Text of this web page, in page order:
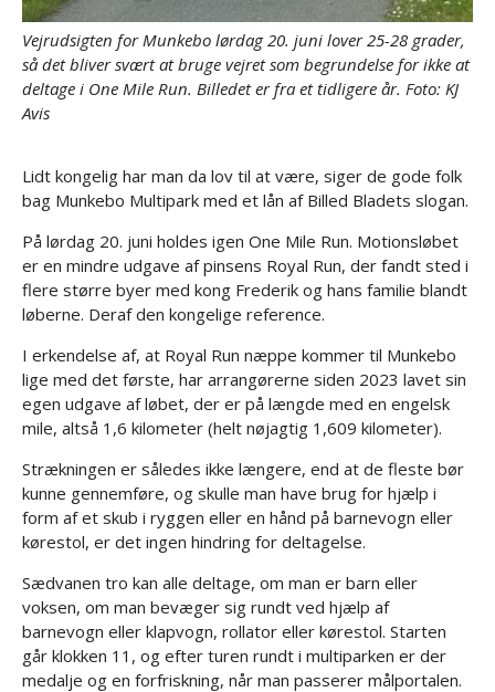
Vejrudsigten for Munkebo lørdag 20. juni lover 25-28 grader,
så det bliver svært at bruge vejret som begrundelse for ikke at
deltage i One Mile Run. Billedet er fra et tidligere år. Foto: KJ
Avis
Lidt kongelig har man da lov til at være, siger de gode folk
bag Munkebo Multipark med et lån af Billed Bladets slogan.
På lørdag 20. juni holdes igen One Mile Run. Motionsløbet
er en mindre udgave af pinsens Royal Run, der fandt sted i
flere større byer med kong Frederik og hans familie blandt
løberne. Deraf den kongelige reference.
I erkendelse af, at Royal Run næppe kommer til Munkebo
lige med det første, har arrangørerne siden 2023 lavet sin
egen udgave af løbet, der er på længde med en engelsk
mile, altså 1,6 kilometer (helt nøjagtig 1,609 kilometer).
Strækningen er således ikke længere, end at de fleste bør
kunne gennemføre, og skulle man have brug for hjælp i
form af et skub i ryggen eller en hånd på barnevogn eller
kørestol, er det ingen hindring for deltagelse.
Sædvanen tro kan alle deltage, om man er barn eller
voksen, om man bevæger sig rundt ved hjælp af
barnevogn eller klapvogn, rollator eller kørestol. Starten
går klokken 11, og efter turen rundt i multiparken er der
medalje og en forfriskning, når man passerer målportalen.